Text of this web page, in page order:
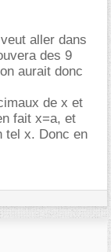
aller dans
des 9
aurait donc
de x et
fait x=a, et
tel x. Donc en